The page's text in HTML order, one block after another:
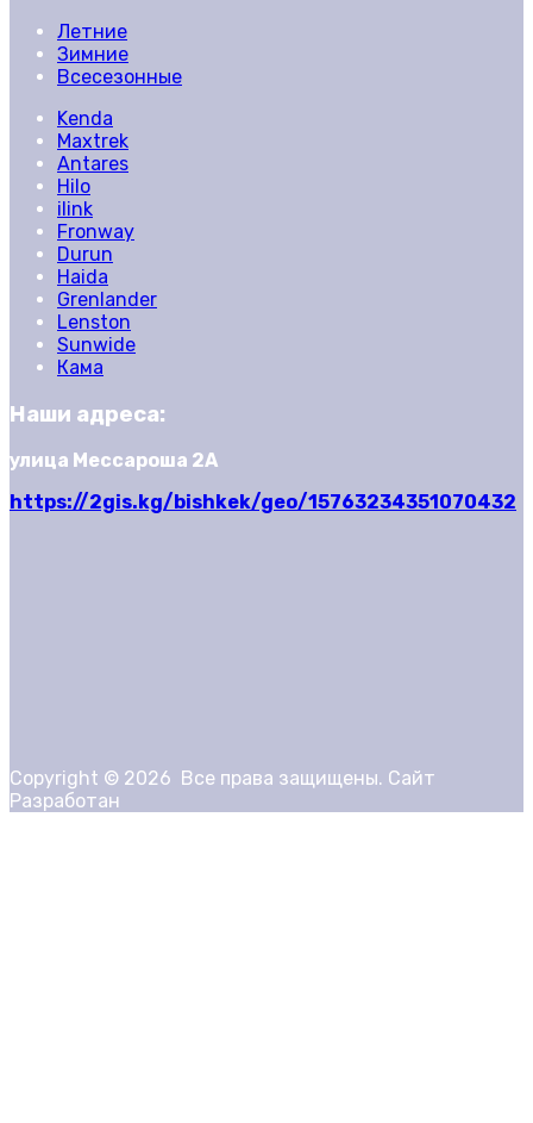
Летние
Зимние
Всесезонные
Kenda
Maxtrek
Antares
Hilo
ilink
Fronway
Durun
Haida
Grenlander
Lenston
Sunwide
Кама
Наши адреса:
улица Мессароша 2А
https://2gis.kg/bishkek/geo/15763234351070432
Copyright © 2026 Все права защищены. Сайт
Разработан